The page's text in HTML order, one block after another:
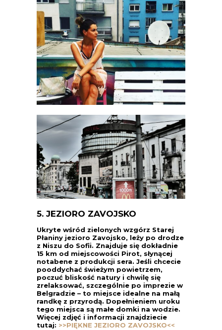
5. JEZIORO ZAVOJSKO
Ukryte wśród zielonych wzgórz Starej
Płaniny jezioro Zavojsko, leży po drodze
z Niszu do Sofii. Znajduje się dokładnie
15 km od miejscowości Pirot, słynącej
notabene z produkcji sera. Jeśli chcecie
pooddychać świeżym powietrzem,
poczuć bliskość natury i chwilę się
zrelaksować, szczególnie po imprezie w
Belgradzie – to miejsce idealne na małą
randkę z przyrodą. Dopełnieniem uroku
tego miejsca są małe domki na wodzie.
Więcej zdjęć i informacji znajdziecie
tutaj: >>PIĘKNE JEZIORO ZAVOJSKO<<